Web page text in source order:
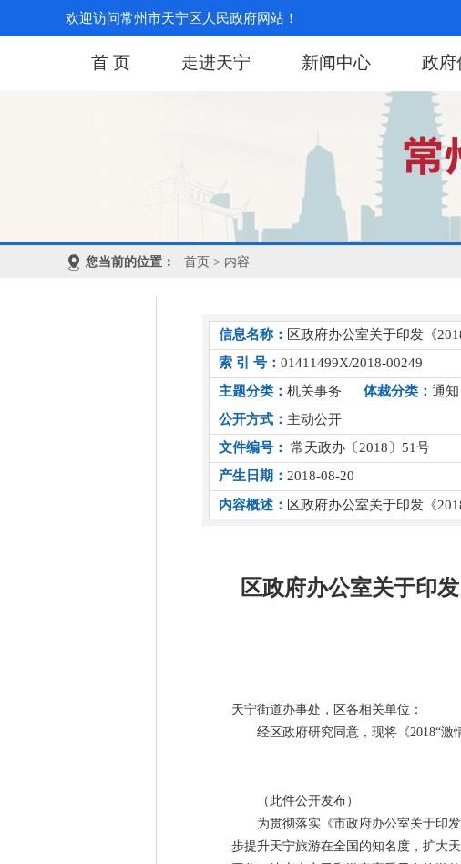
欢迎访问常州市天宁区人民政府网站！
首 页 走进天宁 新闻中心 政府
您当前的位置： 首页 > 内容
信息名称： 区政府办公室关于印发《
索 引 号： 01411499X/2018-00249
主题分类： 机关事务 体裁分类： 通知
公开方式： 主动公开
文件编号：
常天政办〔2018〕51号
产生日期： 2018-08-20
内容概述： 区政府办公室关于印发《
区政府办公室关于印
天宁街道办事处，区各相关单位：
经区政府研究同意，现将《2018“
（此件公开发布）
为贯彻落实《市政府办公室关于印
步提升天宁旅游在全国的知名度，扩大